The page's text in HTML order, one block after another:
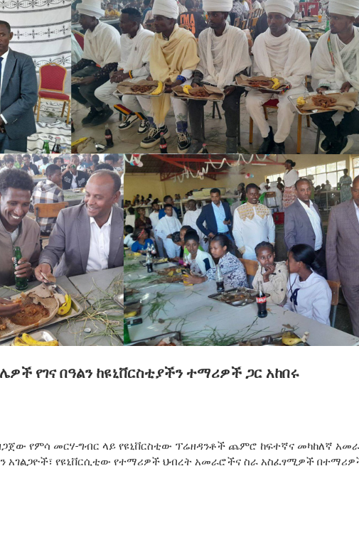
የገና በዓልን ከዩኒቨርስቲያችን ተማሪዎች ጋር አከበሩ
የምሳ መርሃ-ግብር ላይ የዩኒቨርስቲው ፕሬዘዳንቶች ጨምሮ ከፍተኛና መካከለኛ
አገልጋዮች፣ የዩኒቨርሲቲው የተማሪዎች ህብረት አመራሮችና ስራ አስፈፃሚዎች